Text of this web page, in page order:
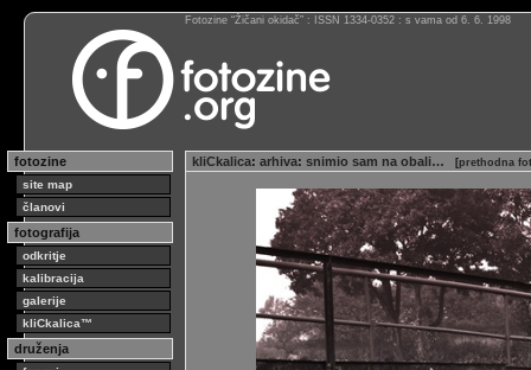
Fotozine “Žičani okidač” : ISSN 1334-0352 : s vama od 6. 6. 1998
fotozine
site map
članovi
fotografija
odkritje
kalibracija
galerije
kliCkalica™
druženja
kliCkalica: arhiva: snimio sam na obali… [prethodna